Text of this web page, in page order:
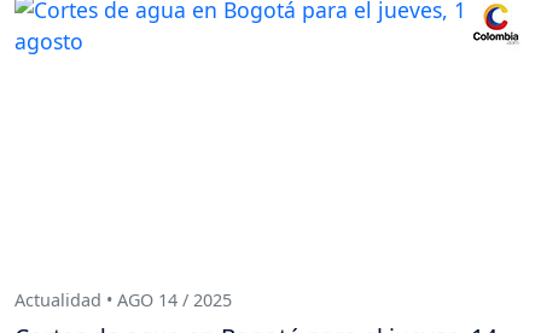
Actualidad • AGO 14 / 2025